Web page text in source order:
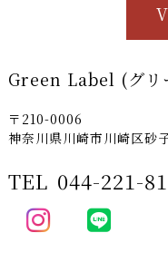
Green Label (グリ
〒210-0006
神奈川県川崎市川崎区砂
TEL 044-221-